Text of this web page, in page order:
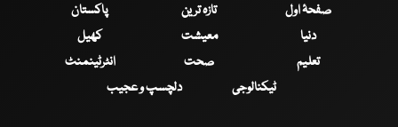
صفحۂ اول تازہ ترین
پاکستان
دنیا
معیشت
کھیل
تعلیم
صحت
انٹرٹینمنٹ
ٹیکنالوجی
دلچسپ و عجیب